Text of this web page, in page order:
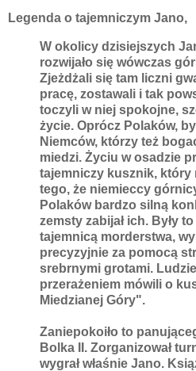
Legenda o tajemniczym Jano,
W okolicy dzisiejszych
rozwijało się wówczas
Zjeżdżali się tam liczni
pracę, zostawali i tak
toczyli w niej spokojne,
życie. Oprócz Polaków,
Niemców, którzy też
miedzi. Życiu w osadzie
tajemniczy kusznik, który
tego, że niemieccy
Polaków bardzo silną
zemsty zabijał ich. Były
tajemnicą morderstwa,
precyzyjnie za pomocą
srebrnymi grotami.
przerażeniem mówili o
Miedzianej Góry".
Zaniepokoiło to
Bolka II. Zorganizował
wygrał właśnie Jano.